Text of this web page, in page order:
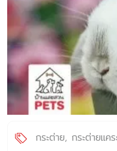
กระต่าย กระต่ายแคร